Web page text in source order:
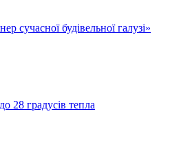
сучасної будівельної галузі»
28 градусів тепла